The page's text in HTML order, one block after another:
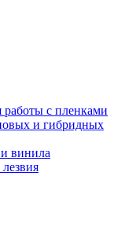
работы с пленками
и гибридных
винила